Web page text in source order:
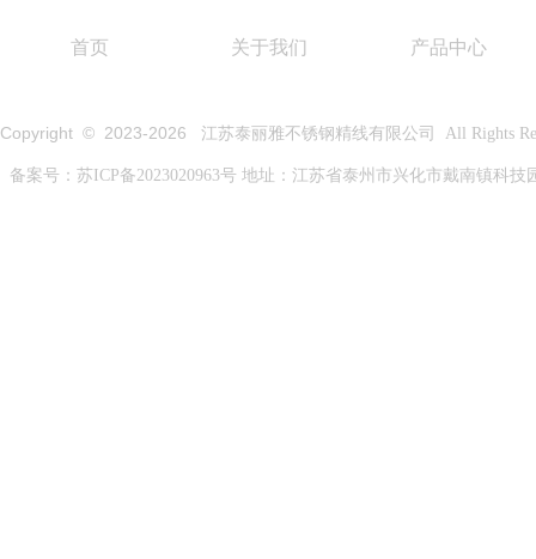
首页 关于我们 产品中心
Copyright © 2023-2026 江苏泰丽雅不锈钢精线有限公司 All Rights
备案号： 苏ICP备2023020963号 地址：江苏省泰州市兴化市戴南镇科